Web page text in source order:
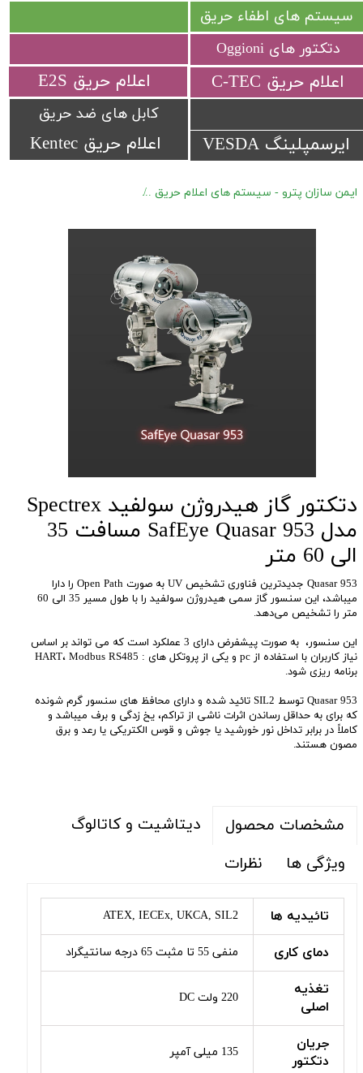
اعلام حریق Kentec
​اعلام حریق C-TEC​​​​​​​ ​اعلام حریق E2S
ایرسمپلینگ VESDA
سیستم های اطفاء حریق
کابل های ضد حریق
دتکتور های Oggioni
ایمن سازان پترو - سیستم های اعلام حریق
دتکتور گاز هیدروژن سولفید Spectrex
مدل SafEye Quasar 953 مسافت 35
الی 60 متر
Quasar 953 جدیدترین فناوری تشخیص UV به صورت Open Path را دارا
میباشد، این سنسور گاز سمی هیدروژن سولفید را با طول مسیر 35 الی 60
متر را تشخیص می‌دهد.
این سنسور، به صورت پیشفرض دارای 3 عملکرد است که می تواند بر اساس
نیاز کاربران با استفاده از pc و یکی از پروتکل های : HART، Modbus RS485
برنامه ریزی شود.
Quasar 953 توسط SIL2 تائید شده و دارای محافظ های سنسور گرم شونده
که برای به حداقل رساندن اثرات ناشی از تراکم، یخ زدگی و برف میباشد و
کاملاً در برابر تداخل نور خورشید یا جوش و قوس الکتریکی یا رعد و برق
مصون هستند.
مشخصات محصول
دیتاشیت و کاتالوگ
ویژگی ها
نظرات
تائیدیه ها ATEX, IECEx, UKCA, SIL2
دمای کاری منفی 55 تا مثبت 65 درجه سانتیگراد
تغذیه
اصلی
220 ولت DC
جریان
دتکتور
135 میلی آمپر